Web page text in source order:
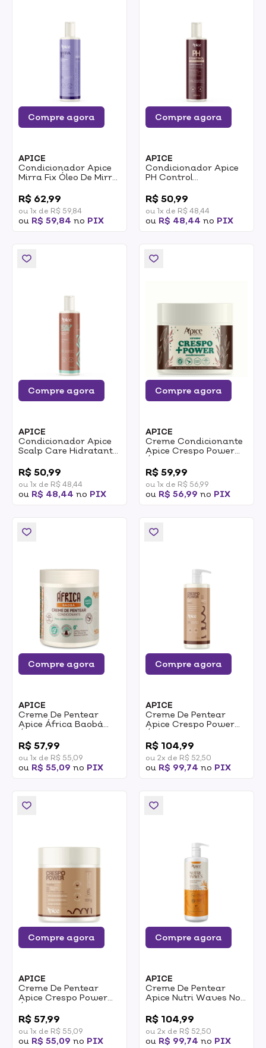
Compre agora
APICE
Condicionador Apice
Mirra Fix Óleo De Mirra
R$ 62,99
ou 1x de R$ 59,84
ou R$ 59,84 no PIX
Compre agora
APICE
Condicionador Apice
PH Control
Selagem Das Cutículas
300ml
R$ 50,99
ou 1x de R$ 48,44
ou R$ 48,44 no PIX
Compre agora
APICE
Condicionador Apice
Scalp Care Hidratante
R$ 50,99
ou 1x de R$ 48,44
ou R$ 48,44 no PIX
Compre agora
APICE
Creme Condicionante
Apice Crespo Power
Óleo De Rícino E
Manteiga De Karité No
Poo Low Poo 500g
R$ 59,99
ou 1x de R$ 56,99
ou R$ 56,99 no PIX
Compre agora
APICE
Creme De Pentear
Apice África Baobá
Óleo De Baobá Ação
Condicionante 500g
R$ 57,99
ou 1x de R$ 55,09
ou R$ 55,09 no PIX
Compre agora
APICE
Creme De Pentear
Apice Crespo Power
Óleo De Rícino E
Manteiga De Karité
Nutritivo 1l
R$ 104,99
ou 2x de R$ 52,50
ou R$ 99,74 no PIX
Compre agora
APICE
Creme De Pentear
Apice Crespo Power
Óleo De Rícino E
Manteiga De Karité
Nutritivo 500g
R$ 57,99
ou 1x de R$ 55,09
ou R$ 55,09 no PIX
Compre agora
APICE
Creme De Pentear
Apice Nutri Waves No
1L
R$ 104,99
ou 2x de R$ 52,50
ou R$ 99,74 no PIX